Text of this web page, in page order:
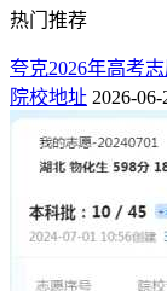
热门推荐
夸克2026年高考
院校地址 2026-06-